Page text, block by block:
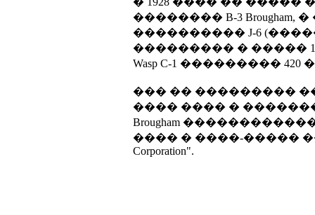
�������� B-3 Brougham, �
���������� J-6
��������� � �����
Wasp C-1 ���������
��� �� ���������
���� ���� �
Brougham �������������
���� � ����-����� ��
Corporation".